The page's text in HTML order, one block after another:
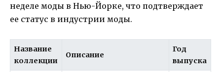
неделе моды в Нью-Йорке, что подтверждает
ее статус в индустрии моды.
Название
коллекции
Описание
Год
выпуска